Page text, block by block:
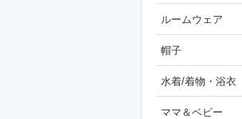
ルームウェア
帽子
水着/着物・浴衣
ママ＆ベビー